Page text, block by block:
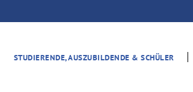
STUDIERENDE, AUSZUBILDENDE & SCHÜLER |